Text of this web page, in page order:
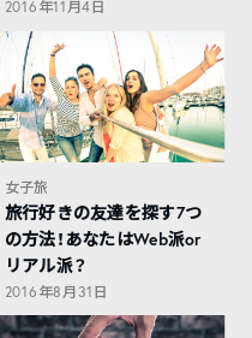
2016年11月4日
女子旅
旅行好きの友達を探す7つ
の方法！あなたはWeb派or
リアル派？
2016年8月31日